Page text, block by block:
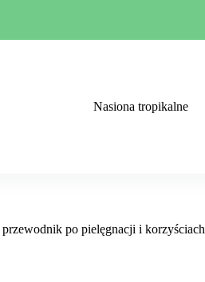
Nasiona tropikalne
po pielęgnacji i korzyściach